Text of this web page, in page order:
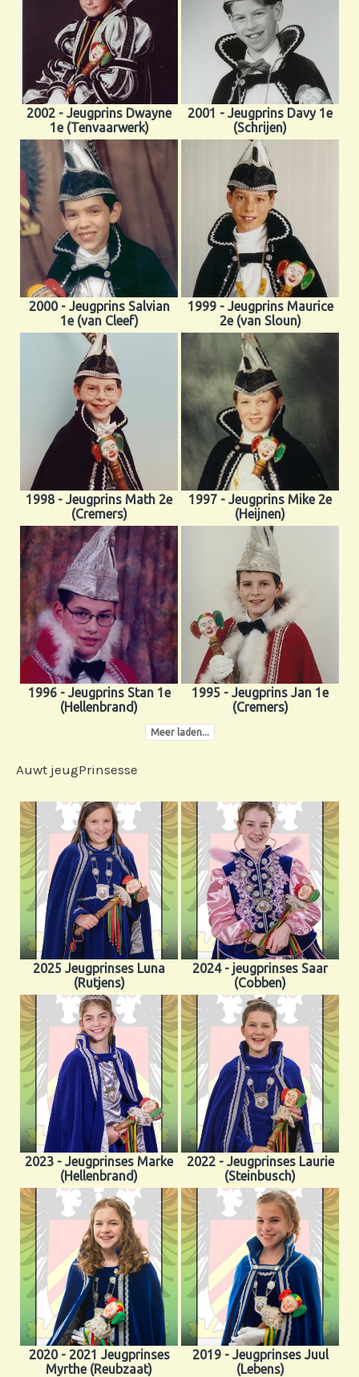
2002 - Jeugprins Dwayne
1e (Tenvaarwerk)
2001 - Jeugprins Davy 1e
(Schrijen)
2000 - Jeugprins Salvian
1e (van Cleef)
1999 - Jeugprins Maurice
2e (van Sloun)
1998 - Jeugprins Math 2e
(Cremers)
1997 - Jeugprins Mike 2e
(Heijnen)
1996 - Jeugprins Stan 1e
(Hellenbrand)
1995 - Jeugprins Jan 1e
(Cremers)
Meer laden...
Auwt jeugPrinsesse
2025 Jeugprinses Luna
(Rutjens)
2024 - jeugprinses Saar
(Cobben)
2023 - Jeugprinses Marke
(Hellenbrand)
2022 - Jeugprinses Laurie
(Steinbusch)
2020 - 2021 Jeugprinses
Myrthe (Reubzaat)
2019 - Jeugprinses Juul
(Lebens)